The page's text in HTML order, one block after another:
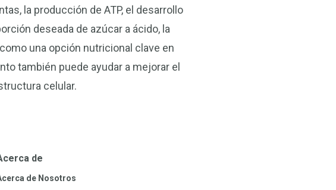
la producción de ATP, el desarrollo
deseada de azúcar a ácido, la
una opción nutricional clave en
también puede ayudar a mejorar el
celular.
de
de Nosotros